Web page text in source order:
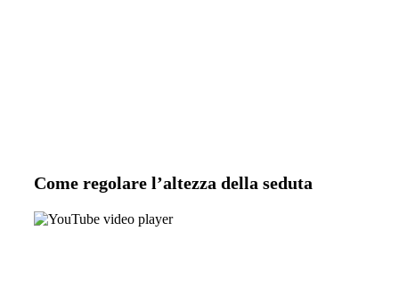
Come regolare l’altezza della seduta